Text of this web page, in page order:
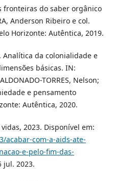
fronteiras do saber orgânico
Anderson Ribeiro e col.
Horizonte: Autêntica, 2019.
Analítica da colonialidade e
básicas. IN:
TORRES, Nelson;
e pensamento
Autêntica, 2020.
2023. Disponível em:
acabar-com-a-aids-ate-
e-pelo-fim-das-
jul. 2023.